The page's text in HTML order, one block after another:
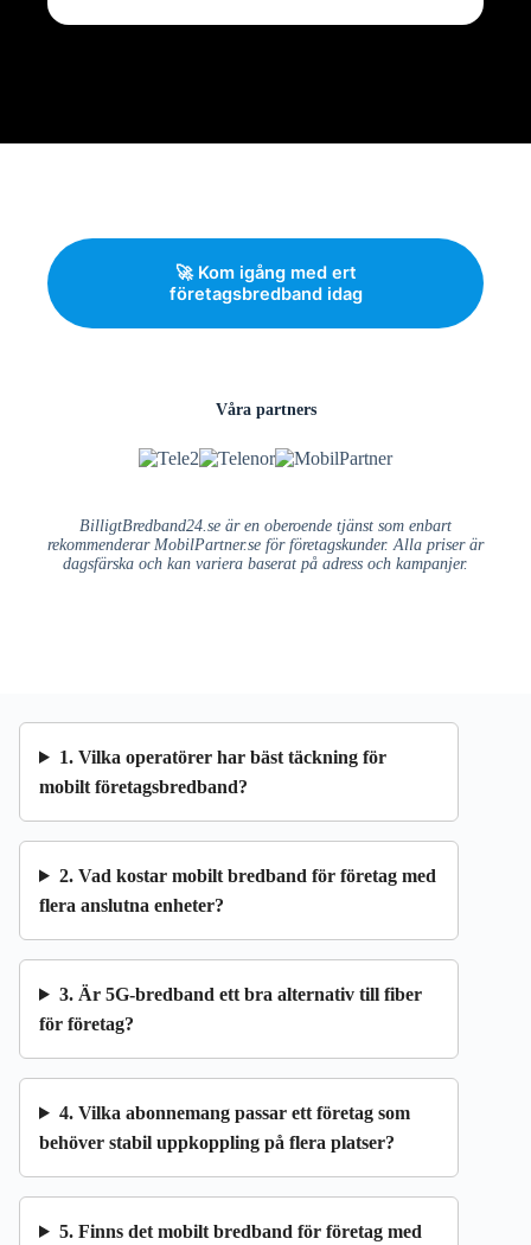
🚀 Kom igång med ert
företagsbredband idag
Våra partners
BilligtBredband24.se är en oberoende tjänst som enbart
rekommenderar MobilPartner.se för företagskunder. Alla priser är
dagsfärska och kan variera baserat på adress och kampanjer.
1. Vilka operatörer har bäst täckning för
mobilt företagsbredband?
2. Vad kostar mobilt bredband för företag med
flera anslutna enheter?
3. Är 5G-bredband ett bra alternativ till fiber
för företag?
4. Vilka abonnemang passar ett företag som
behöver stabil uppkoppling på flera platser?
5. Finns det mobilt bredband för företag med